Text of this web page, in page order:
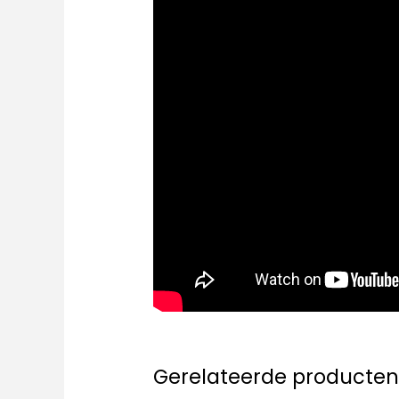
Gerelateerde producten